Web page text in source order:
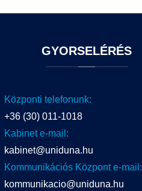
GYORSELÉRÉS
Központi telefonunk:
+36 (30) 011-1018
Kabinet e-mail:
kabinet@uniduna.hu
Kommunikációs Központ e-mail:
kommunikacio@uniduna.hu